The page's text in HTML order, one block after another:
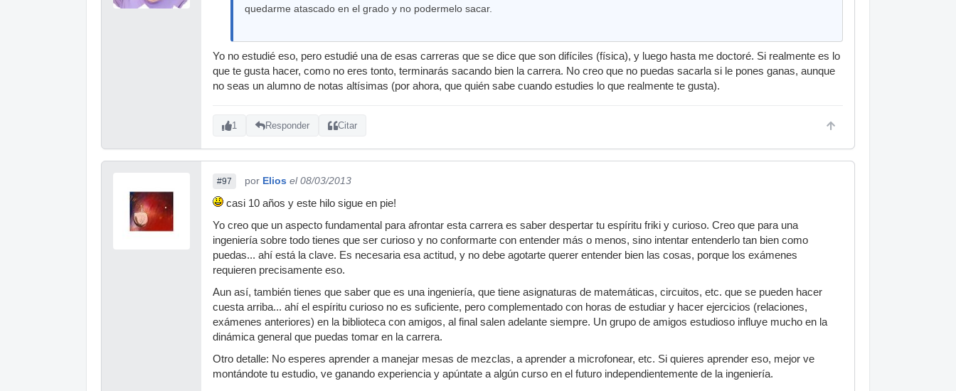
quedarme atascado en el grado y no podermelo sacar.
Yo no estudié eso, pero estudié una de esas carreras que se dice que son difíciles (física), y luego hasta me doctoré. Si realmente es lo
que te gusta hacer, como no eres tonto, terminarás sacando bien la carrera. No creo que no puedas sacarla si le pones ganas, aunque
no seas un alumno de notas altísimas (por ahora, que quién sabe cuando estudies lo que realmente te gusta).
1 Responder Citar
#97 por Elios el 08/03/2013
casi 10 años y este hilo sigue en pie!
Yo creo que un aspecto fundamental para afrontar esta carrera es saber despertar tu espíritu friki y curioso. Creo que para una
ingeniería sobre todo tienes que ser curioso y no conformarte con entender más o menos, sino intentar entenderlo tan bien como
puedas... ahí está la clave. Es necesaria esa actitud, y no debe agotarte querer entender bien las cosas, porque los exámenes
requieren precisamente eso.
Aun así, también tienes que saber que es una ingeniería, que tiene asignaturas de matemáticas, circuitos, etc. que se pueden hacer
cuesta arriba... ahí el espíritu curioso no es suficiente, pero complementado con horas de estudiar y hacer ejercicios (relaciones,
exámenes anteriores) en la biblioteca con amigos, al final salen adelante siempre. Un grupo de amigos estudioso influye mucho en la
dinámica general que puedas tomar en la carrera.
Otro detalle: No esperes aprender a manejar mesas de mezclas, a aprender a microfonear, etc. Si quieres aprender eso, mejor ve
montándote tu estudio, ve ganando experiencia y apúntate a algún curso en el futuro independientemente de la ingeniería.